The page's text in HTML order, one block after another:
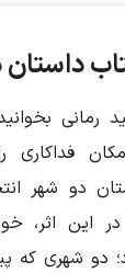
رمانی
فداکاری
دو شهر
در این اثر،
دو شهری که